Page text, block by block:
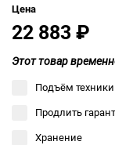
Цена
22 883 ₽
Этот товар
Подъём техники
Продлить
Хранение